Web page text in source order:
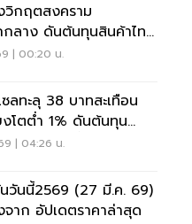
วิกฤตสงคราม
กลาง ดันต้นทุนสินค้าไทย
| 00:20 น.
ลทะลุ 38 บาทสะเทือน
งโตต่ำ 1% ดันต้นทุน
สินค้าขึ้นตาม
| 04:26 น.
วันนี้2569 (27 มี.ค. 69)
าก อัปเดตราคาล่าสุด